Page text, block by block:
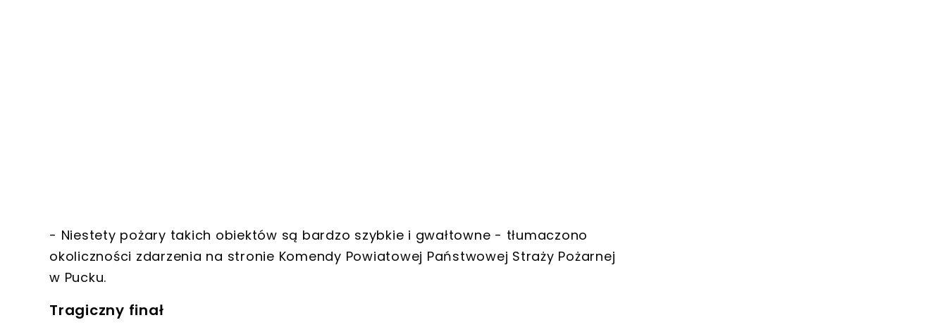
- Niestety pożary takich obiektów są bardzo szybkie i gwałtowne - tłumaczono
okoliczności zdarzenia na stronie Komendy Powiatowej Państwowej Straży Pożarnej
w Pucku.
Tragiczny finał